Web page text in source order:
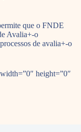
que o FNDE
Avalia+-o
de avalia+-o
height=”0″